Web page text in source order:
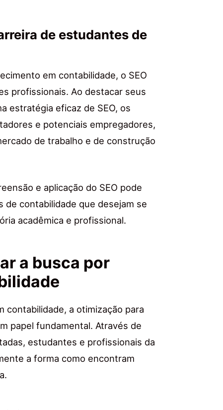
de estudantes de
em contabilidade, o SEO
profissionais. Ao destacar seus
estratégia eficaz de SEO, os
e potenciais empregadores,
de trabalho e de construção
e aplicação do SEO pode
contabilidade que desejam se
acadêmica e profissional.
a busca por
contabilidade, a otimização para
papel fundamental. Através de
estudantes e profissionais da
a forma como encontram